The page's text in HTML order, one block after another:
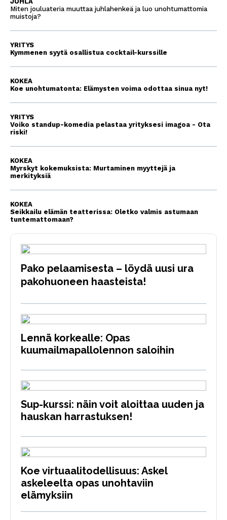
Miten jouluateria muuttaa juhlahenkeä ja luo unohtumattomia
muistoja?
Kymmenen syytä osallistua cocktail-kurssille
YRITYS
Koe unohtumatonta: Elämysten voima odottaa sinua nyt!
KOKEA
Voiko standup-komedia pelastaa yrityksesi imagoa - Ota
riski!
YRITYS
Myrskyt kokemuksista: Murtaminen myyttejä ja
merkityksiä
KOKEA
Seikkailu elämän teatterissa: Oletko valmis astumaan
tuntemattomaan?
KOKEA
Pako pelaamisesta – löydä uusi ura
pakohuoneen haasteista!
Lennä korkealle: Opas
kuumailmapallolennon saloihin
Sup-kurssi: näin voit aloittaa uuden ja
hauskan harrastuksen!
Koe virtuaalitodellisuus: Askel
askeleelta opas unohtaviin
elämyksiin